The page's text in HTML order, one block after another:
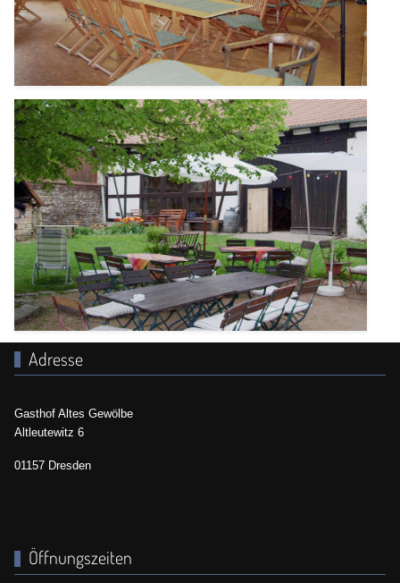
Adresse
Gasthof Altes Gewölbe
Altleutewitz 6
01157 Dresden
Öffnungszeiten